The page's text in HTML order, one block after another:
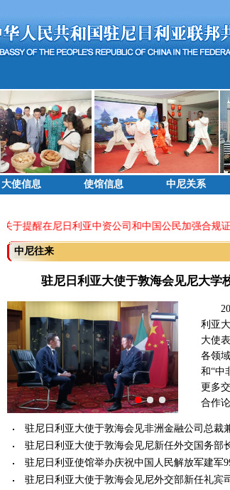
大使信息 使馆信息 中尼关系
关于提醒在尼日利亚中资公司和中国公民加强合规证
中尼往来
驻尼日利亚大使于敦海会见尼大学
利亚
大使
各领
和“中
更多
合作
驻尼日利亚大使于敦海会见非洲金融公司总裁
驻尼日利亚大使于敦海会见尼新任外交国务部
驻尼日利亚使馆举办庆祝中国人民解放军建军
驻尼日利亚大使于敦海会见尼外交部新任礼宾